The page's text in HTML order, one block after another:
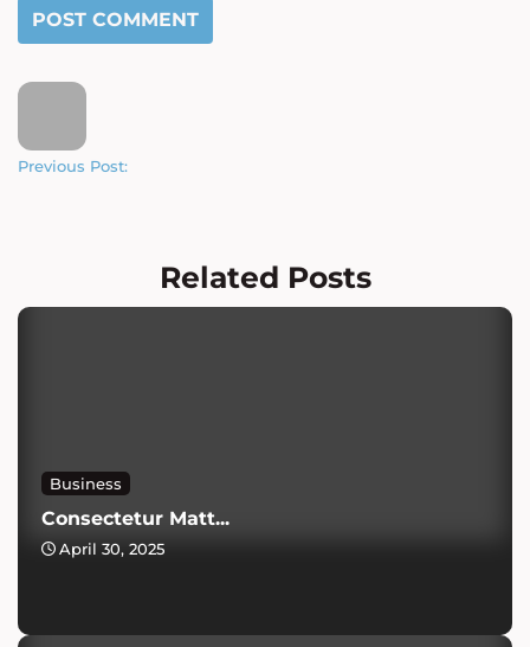
Previous Post:
Related Posts
Business
Consectetur Matt...
April 30, 2025